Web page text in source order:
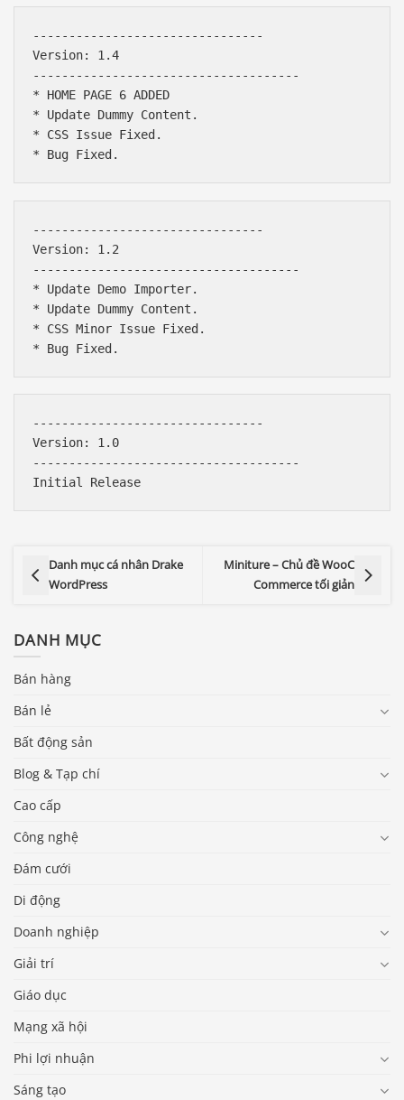
--------------------------------
Version: 1.4
-------------------------------------
* HOME PAGE 6 ADDED
* Update Dummy Content.
* CSS Issue Fixed.
--------------------------------
Version: 1.2
-------------------------------------
* Update Demo Importer.
* Update Dummy Content.
* CSS Minor Issue Fixed.
--------------------------------
Version: 1.0
-------------------------------------
Danh mục cá nhân Drake
WordPress
Miniture – Chủ đề WooC
Commerce tối giản
DANH MỤC
Bán hàng
Bán lẻ
Bất động sản
Blog & Tạp chí
Cao cấp
Công nghệ
Đám cưới
Di động
Doanh nghiệp
Giải trí
Giáo dục
Mạng xã hội
Phi lợi nhuận
Sáng tạo